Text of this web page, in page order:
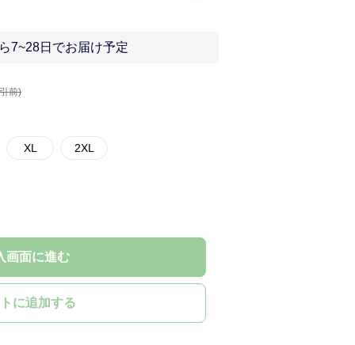
7~28日でお届け予定
前)
XL 2XL
画面に進む
に追加する